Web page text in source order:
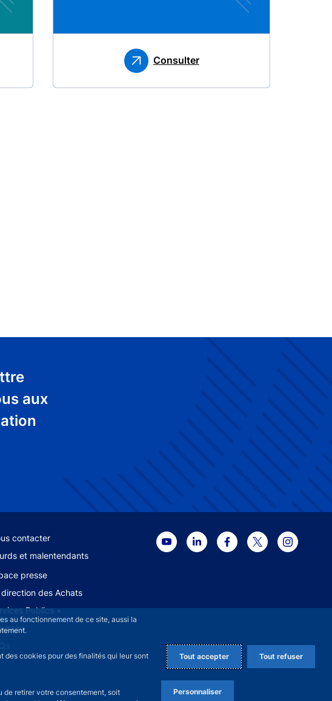
au fonctionnement de ce site, aussi la
des cookies pour des finalités qui leur sont
de retirer votre consentement, soit
Tout accepter Tout refuser
Personnaliser
Consulter
aux
secondary menu
contacter
et malentendants
presse
direction des Achats
Publics +